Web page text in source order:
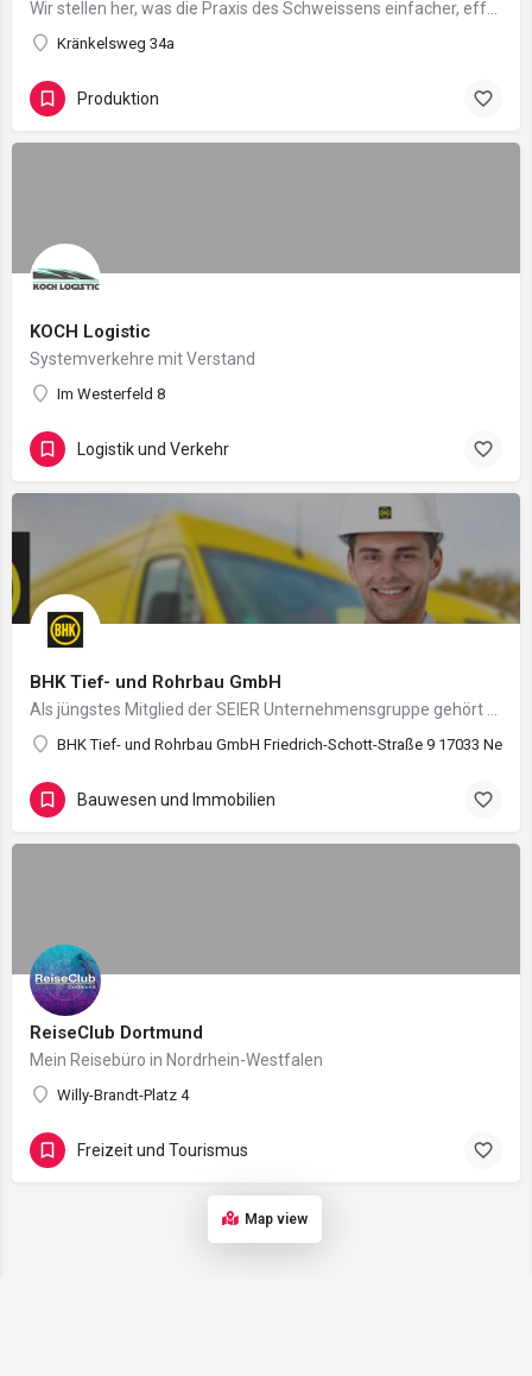
Kränkelsweg 34a
Produktion
KOCH Logistic
Systemverkehre mit Verstand
Im Westerfeld 8
Logistik und Verkehr
BHK Tief- und Rohrbau GmbH
BHK Tief- und Rohrbau GmbH Friedrich-Schott-Straße 9 17033
Bauwesen und Immobilien
ReiseClub Dortmund
Mein Reisebüro in Nordrhein-Westfalen
Willy-Brandt-Platz 4
Freizeit und Tourismus
Map view